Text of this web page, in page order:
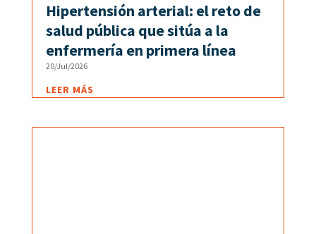
Hipertensión arterial: el reto de
salud pública que sitúa a la
enfermería en primera línea
20/Jul/2026
LEER MÁS